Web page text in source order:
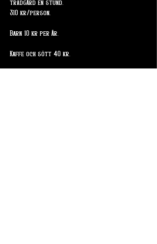
trädgård en stund.
310 kr/person.
Barn 10 kr per år.
Kaffe och sött 40 kr.